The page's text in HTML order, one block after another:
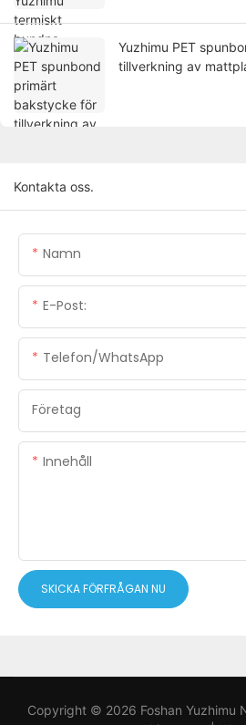
Yuzhimu PET
tillverkning av
Kontakta oss.
Namn
E-Post:
Telefon/WhatsApp
Företag
Innehåll
SKICKA FÖRFRÅGAN NU
Copyright © 2026 Foshan Yuzhimu